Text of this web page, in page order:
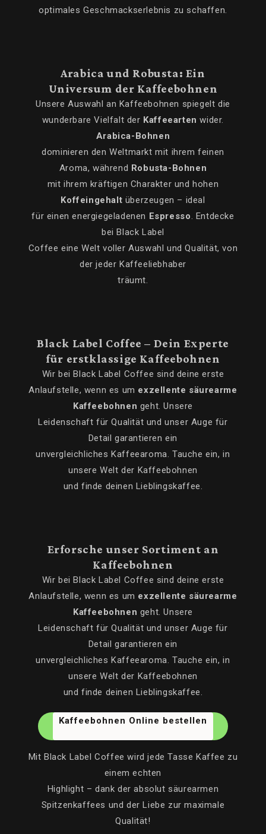
optimales Geschmackserlebnis zu schaffen.
Arabica und Robusta: Ein
Universum der Kaffeebohnen
Unsere Auswahl an Kaffeebohnen spiegelt die
wunderbare Vielfalt der Kaffeearten wider.
Arabica-Bohnen
dominieren den Weltmarkt mit ihrem feinen
Aroma, während Robusta-Bohnen
mit ihrem kräftigen Charakter und hohen
Koffeingehalt überzeugen – ideal
für einen energiegeladenen Espresso. Entdecke
bei Black Label
Coffee eine Welt voller Auswahl und Qualität, von
der jeder Kaffeeliebhaber
träumt.
Black Label Coffee – Dein Experte
für erstklassige Kaffeebohnen
Wir bei Black Label Coffee sind deine erste
Anlaufstelle, wenn es um exzellente säurearme
Kaffeebohnen geht. Unsere
Leidenschaft für Qualität und unser Auge für
Detail garantieren ein
unvergleichliches Kaffeearoma. Tauche ein, in
unsere Welt der Kaffeebohnen
und finde deinen Lieblingskaffee.
Erforsche unser Sortiment an
Kaffeebohnen
Wir bei Black Label Coffee sind deine erste
Anlaufstelle, wenn es um exzellente säurearme
Kaffeebohnen geht. Unsere
Leidenschaft für Qualität und unser Auge für
Detail garantieren ein
unvergleichliches Kaffeearoma. Tauche ein, in
unsere Welt der Kaffeebohnen
und finde deinen Lieblingskaffee.
Kaffeebohnen Online bestellen
Mit Black Label Coffee wird jede Tasse Kaffee zu
einem echten
Highlight – dank der absolut säurearmen
Spitzenkaffees und der Liebe zur maximale
Qualität!